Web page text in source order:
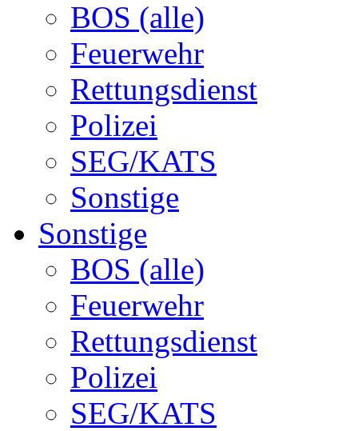
BOS (alle)
Feuerwehr
Rettungsdienst
Polizei
SEG/KATS
Sonstige
Sonstige
BOS (alle)
Feuerwehr
Rettungsdienst
Polizei
SEG/KATS